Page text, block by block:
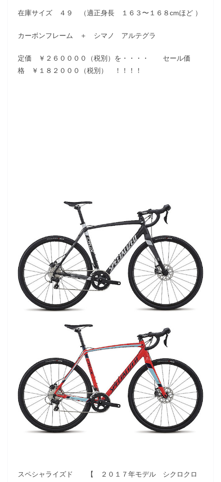
在庫サイズ ４９ （適正身長 １６３〜１６８cmほど ）
カーボンフレーム ＋ シマノ アルテグラ
定価 ￥２６００００（税別）を・・・・ セール価
格 ￥１８２０００（税別） ！！！！
スペシャライズド 【 ２０１７年モデル シクロクロ